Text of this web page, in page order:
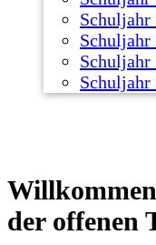
Schuljahr
Schuljahr
Schuljahr
Schuljahr
der offenen